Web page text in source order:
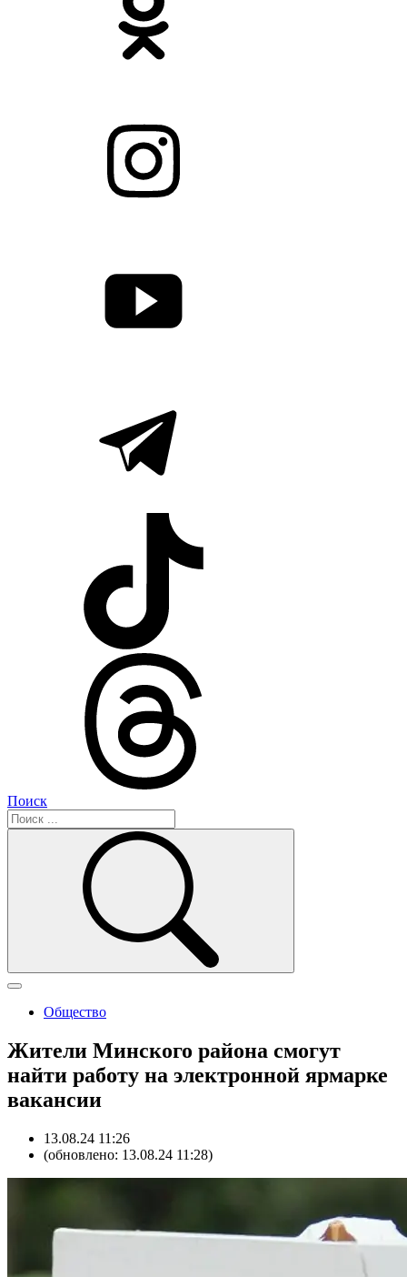
Поиск
Общество
Жители Минского района смогут
найти работу на электронной ярмарке
вакансии
13.08.24 11:26
(обновлено: 13.08.24 11:28)